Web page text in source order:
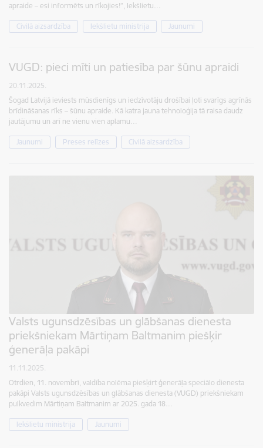
apraide – esi informēts un rīkojies!”, Iekšlietu…
Civilā aizsardzība Iekšlietu ministrija Jaunumi
VUGD: pieci mīti un patiesība par šūnu apraidi
20.11.2025.
Šogad Latvijā ieviests mūsdienīgs un iedzīvotāju drošībai ļoti svarīgs agrīnās
brīdināšanas rīks – šūnu apraide. Kā katra jauna tehnoloģija tā raisa daudz
jautājumu un arī ne vienu vien aplamu…
Jaunumi Preses relīzes Civilā aizsardzība
Valsts ugunsdzēsības un glābšanas dienesta
priekšniekam Mārtiņam Baltmanim piešķir
ģenerāļa pakāpi
11.11.2025.
Otrdien, 11. novembrī, valdība nolēma piešķirt ģenerāļa speciālo dienesta
pakāpi Valsts ugunsdzēsības un glābšanas dienesta (VUGD) priekšniekam
pulkvedim Mārtiņam Baltmanim ar 2025. gada 18…
Iekšlietu ministrija Jaunumi